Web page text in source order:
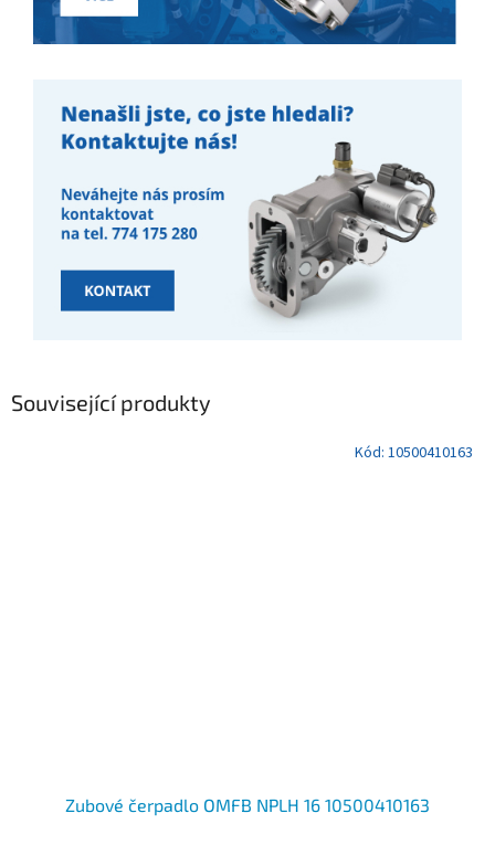
Související produkty
Zubové čerpadlo OMFB NPLH 16 10500410163
Kód: 10500410163